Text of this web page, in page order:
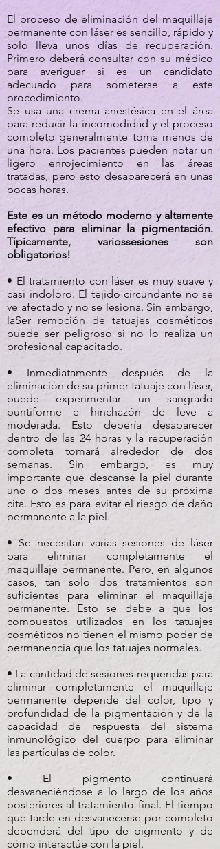
El proceso de eliminación del maquillaje
permanente con láser es sencillo, rápido y
solo lleva unos días de recuperación.
Primero deberá consultar con su médico
para averiguar si es un candidato
adecuado para someterse a este
procedimiento.
Se usa una crema anestésica en el área
para reducir la incomodidad y el proceso
completo generalmente toma menos de
una hora. Los pacientes pueden notar un
ligero enrojecimiento en las áreas
tratadas, pero esto desaparecerá en unas
pocas horas.
Este es un método moderno y altamente
efectivo para eliminar la pigmentación.
Típicamente, variossesiones son
obligatorios!
• El tratamiento con láser es muy suave y
casi indoloro. El tejido circundante no se
ve afectado y no se lesiona. Sin embargo,
laSer remoción de tatuajes cosméticos
puede ser peligroso si no lo realiza un
profesional capacitado.
• Inmediatamente después de la
eliminación de su primer tatuaje con láser,
puede experimentar un sangrado
puntiforme e hinchazón de leve a
moderada. Esto debería desaparecer
dentro de las 24 horas y la recuperación
completa tomará alrededor de dos
semanas. Sin embargo, es muy
importante que descanse la piel durante
uno o dos meses antes de su próxima
cita. Esto es para evitar el riesgo de daño
permanente a la piel.
• Se necesitan varias sesiones de láser
para eliminar completamente el
maquillaje permanente. Pero, en algunos
casos, tan solo dos tratamientos son
suficientes para eliminar el maquillaje
permanente. Esto se debe a que los
compuestos utilizados en los tatuajes
cosméticos no tienen el mismo poder de
permanencia que los tatuajes normales.
• La cantidad de sesiones requeridas para
eliminar completamente el maquillaje
permanente depende del color, tipo y
profundidad de la pigmentación y de la
capacidad de respuesta del sistema
inmunológico del cuerpo para eliminar
las partículas de color.
• El pigmento continuará
desvaneciéndose a lo largo de los años
posteriores al tratamiento final. El tiempo
que tarde en desvanecerse por completo
dependerá del tipo de pigmento y de
cómo interactúe con la piel.